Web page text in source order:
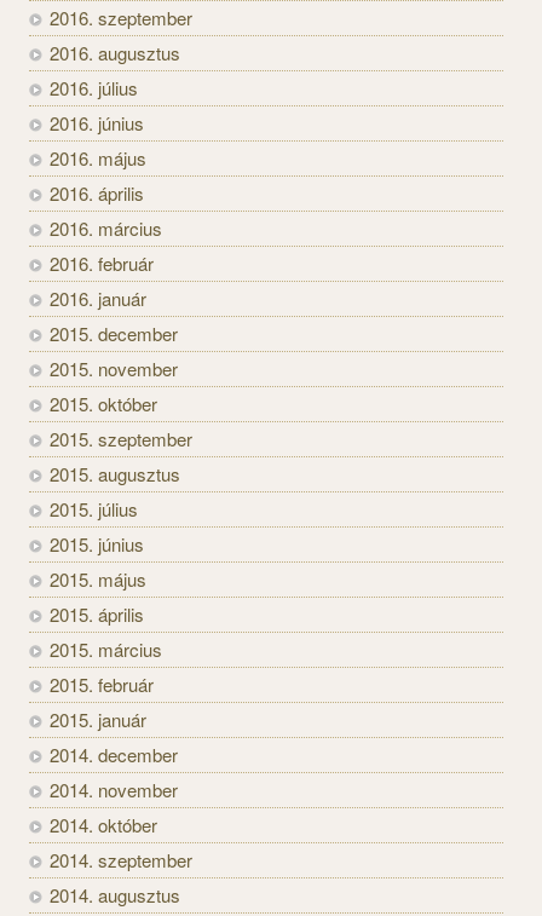
2016. szeptember
2016. augusztus
2016. július
2016. június
2016. május
2016. április
2016. március
2016. február
2016. január
2015. december
2015. november
2015. október
2015. szeptember
2015. augusztus
2015. július
2015. június
2015. május
2015. április
2015. március
2015. február
2015. január
2014. december
2014. november
2014. október
2014. szeptember
2014. augusztus